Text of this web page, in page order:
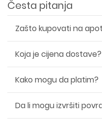
Česta pitanja
Zašto kupovati na
Koja je cijena dostave?
Kako mogu da platim?
Da li mogu izvršiti